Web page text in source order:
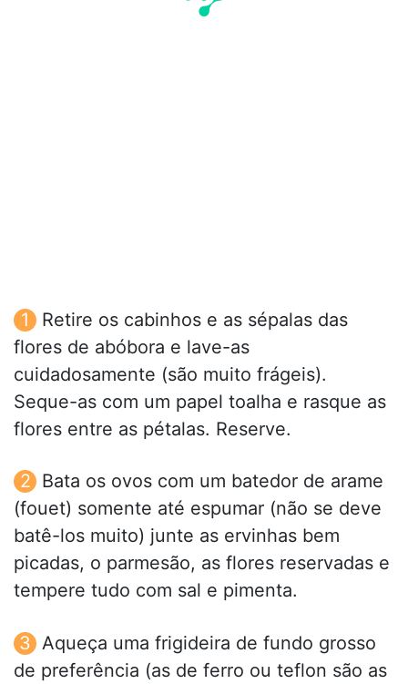
Retire os cabinhos e as sépalas das
flores de abóbora e lave-as
cuidadosamente (são muito frágeis).
Seque-as com um papel toalha e rasque as
flores entre as pétalas. Reserve.
Bata os ovos com um batedor de arame
(fouet) somente até espumar (não se deve
batê-los muito) junte as ervinhas bem
picadas, o parmesão, as flores reservadas e
tempere tudo com sal e pimenta.
Aqueça uma frigideira de fundo grosso
de preferência (as de ferro ou teflon são as